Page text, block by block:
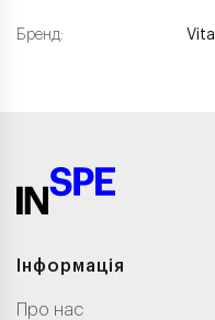
Бренд: Vita
Інформація
Про нас